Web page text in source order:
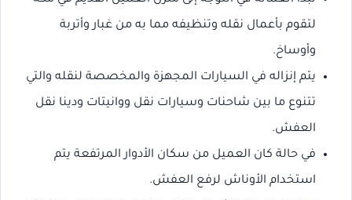
لتقوم بأعمال نقله وتنظيفه مما به من غبار وأتربة
وأوساخ.
يتم إنزاله في السيارات المجهزة والمخصصة لنقله والتي
تتنوع ما بين شاحنات وسيارات نقل ووانيتات ودينا نقل
العفش.
في حالة كان العميل من سكان الأدوار المرتفعة يتم
استخدام الأوناش لرفع العفش.